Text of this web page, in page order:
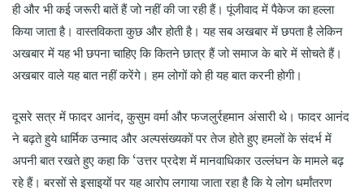
ही और भी कई जरूरी बातें हैं जो नहीं की जा रही हैं। पूंजीवाद में पैकेज का हल्ला
किया जाता है। वास्तविकता कुछ और होती है। यह सब अखबार में छपता है लेकिन
अखबार में यह भी छपना चाहिए कि कितने छात्र हैं जो समाज के बारे में सोचते हैं।
अखबार वाले यह बात नहीं करेंगे। हम लोगों को ही यह बात करनी होगी।
दूसरे सत्र में फादर आनंद, कुसुम वर्मा और फजलुर्रहमान अंसारी थे। फादर आनंद
ने बढ़ते हुये धार्मिक उन्माद और अल्पसंख्यकों पर तेज होते हुए हमलों के संदर्भ में
अपनी बात रखते हुए कहा कि ‘उत्तर प्रदेश में मानवाधिकार उल्लंघन के मामले बढ़
रहे हैं। बरसों से इसाइयों पर यह आरोप लगाया जाता रहा है कि ये लोग धर्मांतरण